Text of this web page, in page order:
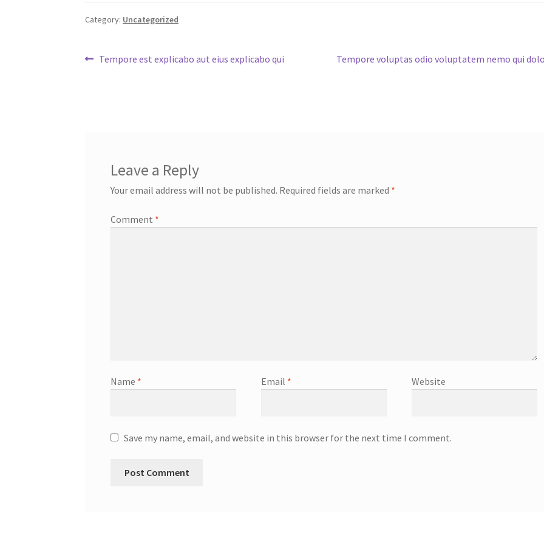
Category: Uncategorized
Post
Previous
Tempore est explicabo aut eius explicabo qui
Next
Tempore voluptas odio voluptatem nemo qui
Leave a Reply
Your email address will not be published. Required fields are marked *
Comment *
Name * Email * Website
Save my name, email, and website in this browser for the next time I comment.